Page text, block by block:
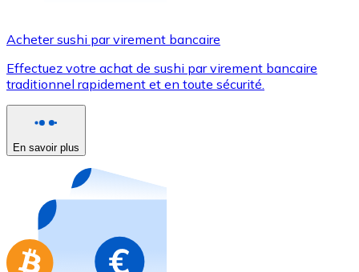
Utilisez les cartes Visa et Mastercard pour acheter
Acheter avec carte
Nouveau
Achetez des cartes-cadeaux de vos marques
Aller à la boutique de cartes-cadeaux
Acheter sushi par virement bancaire
Effectuez votre achat de sushi par virement bancaire
traditionnel rapidement et en toute sécurité.
En savoir plus